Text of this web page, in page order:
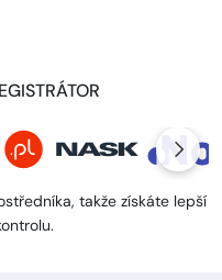
takže získáte lepší